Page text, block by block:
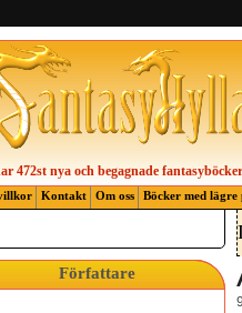
472st nya och begagnade
Kontakt Om oss Böcker med lägre
Författare